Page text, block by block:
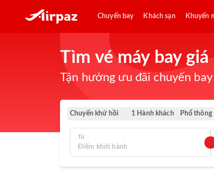
Chuyến bay Khách sạn Khuyến
Tìm vé máy bay
Tận hưởng ưu đãi chuyến
Chuyến khứ hồi 1 Hành khách Phổ thông
Từ